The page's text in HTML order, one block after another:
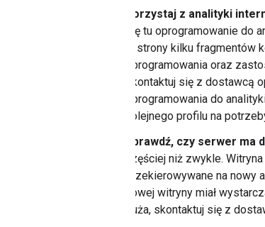
Korzystaj z analityki
się tu oprogramowanie do
w strony kilku fragmentów
oprogramowania oraz
skontaktuj się z dostawcą
oprogramowania do
kolejnego profilu na
Sprawdź, czy serwer ma
częściej niż zwykle.
przekierowywane na
nowej witryny miał
duża, skontaktuj się z